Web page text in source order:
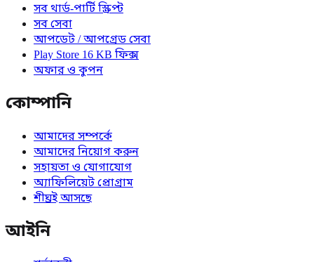
সব থার্ড-পার্টি স্ক্রিপ্ট
সব সেবা
আপডেট / আপগ্রেড সেবা
Play Store 16 KB ফিক্স
অফার ও কুপন
কোম্পানি
আমাদের সম্পর্কে
আমাদের নিয়োগ করুন
সহায়তা ও যোগাযোগ
অ্যাফিলিয়েট প্রোগ্রাম
শীঘ্রই আসছে
আইনি